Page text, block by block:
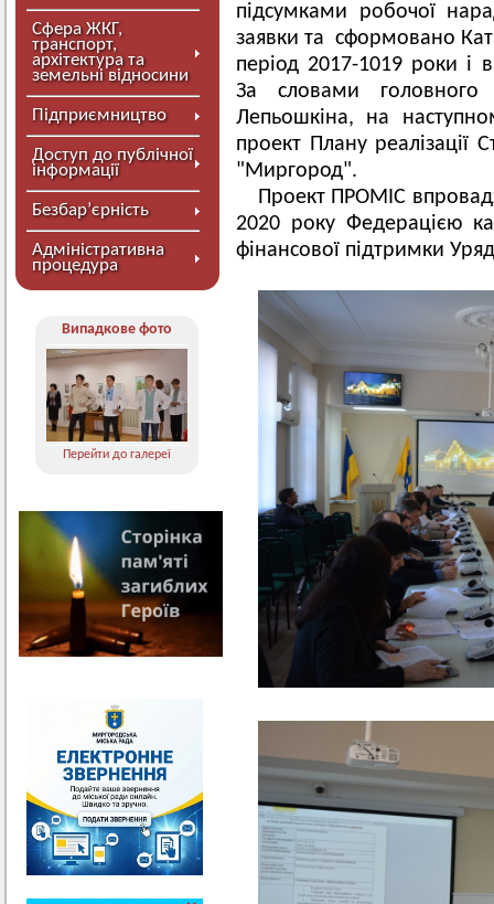
Сфера ЖКГ,
транспорт,
архітектура та
земельні відносини
Підприємництво
Доступ до публічної
інформації
Безбар’єрність
Адміністративна
процедура
Випадкове фото
Перейти до галереї
підсумками робочої
заявки та сформовано
період 2017-1019 роки і
За словами головного
Лепьошкіна, на
проект Плану реалізації
"Миргород".
Проект ПРОМІС
2020 року Федерацією
фінансової підтримки